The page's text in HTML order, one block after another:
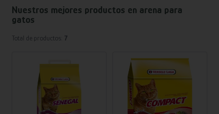
Nuestros mejores productos en arena para
gatos
Total de productos: 7